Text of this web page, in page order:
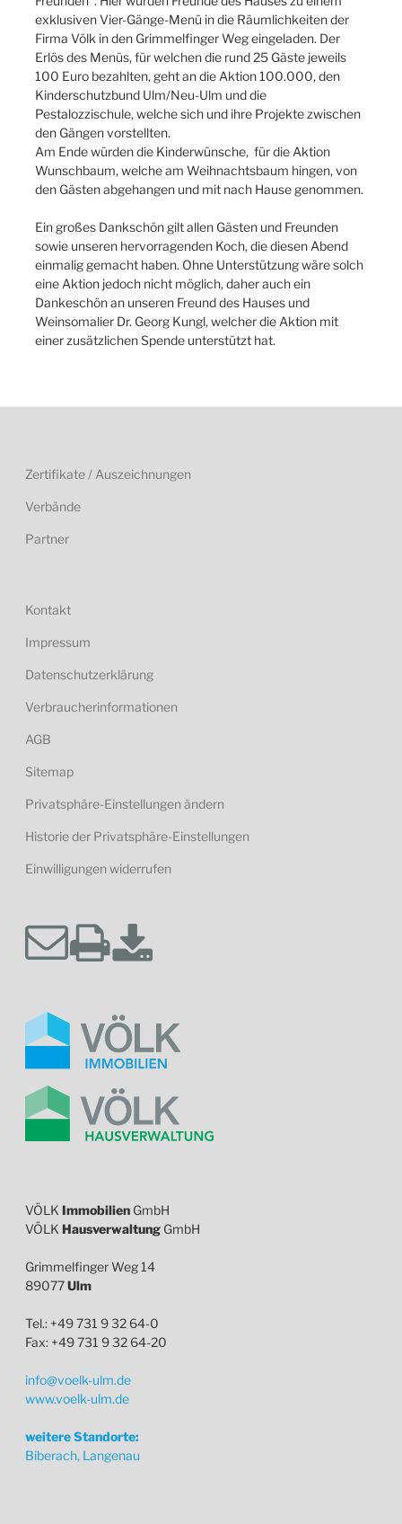
exklusiven Vier-Gänge-Menü in die Räumlichkeiten der
Firma Völk in den Grimmelfinger Weg eingeladen. Der
Erlös des Menüs, für welchen die rund 25 Gäste jeweils
100 Euro bezahlten, geht an die Aktion 100.000, den
Kinderschutzbund Ulm/Neu-Ulm und die
Pestalozzischule, welche sich und ihre Projekte zwischen
den Gängen vorstellten.
Am Ende würden die Kinderwünsche, für die Aktion
Wunschbaum, welche am Weihnachtsbaum hingen, von
den Gästen abgehangen und mit nach Hause genommen.
Ein großes Dankschön gilt allen Gästen und Freunden
sowie unseren hervorragenden Koch, die diesen Abend
einmalig gemacht haben. Ohne Unterstützung wäre solch
eine Aktion jedoch nicht möglich, daher auch ein
Dankeschön an unseren Freund des Hauses und
Weinsomalier Dr. Georg Kungl, welcher die Aktion mit
einer zusätzlichen Spende unterstützt hat.
Zertifikate / Auszeichnungen
Verbände
Partner
Kontakt
Impressum
Datenschutzerklärung
Verbraucherinformationen
AGB
Sitemap
Privatsphäre-Einstellungen ändern
Historie der Privatsphäre-Einstellungen
Einwilligungen widerrufen
VÖLK Immobilien GmbH
VÖLK Hausverwaltung GmbH
Grimmelfinger Weg 14
89077Ulm
Tel.: +49 731 9 32 64-0
Fax: +49 731 9 32 64-20
info@voelk-ulm.de
www.voelk-ulm.de
weitere Standorte:
Biberach, Langenau